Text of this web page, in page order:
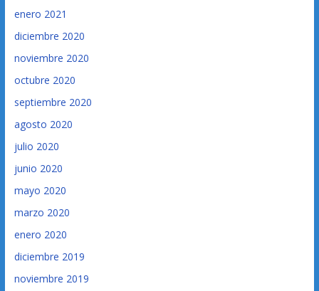
enero 2021
diciembre 2020
noviembre 2020
octubre 2020
septiembre 2020
agosto 2020
julio 2020
junio 2020
mayo 2020
marzo 2020
enero 2020
diciembre 2019
noviembre 2019